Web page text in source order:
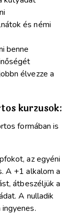
és némi
benne
élvezze a
kurzusok:
formában is
az egyéni
A +1 alkalom a
átbeszéljük a
A nulladik